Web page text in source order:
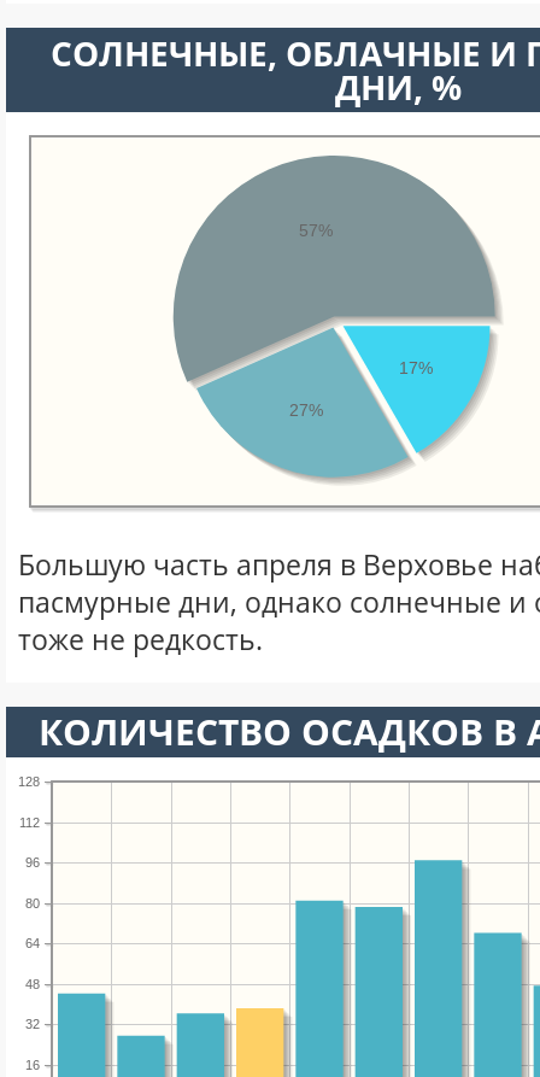
CОЛНЕЧНЫЕ, ОБЛАЧНЫЕ И
ДНИ, %
17%
27%
57%
Большую часть апреля в Верховье
пасмурные дни, однако солнечные
тоже не редкость.
КОЛИЧЕСТВО ОСАДКОВ В
16
32
48
64
80
96
112
128